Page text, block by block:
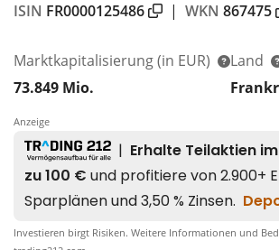
ISIN FR0000125486 | WKN 867475
Marktkapitalisierung(in EUR)
73.849 Mio.
Land
Anzeige
Investieren birgt Risiken. Weitere Informationen und